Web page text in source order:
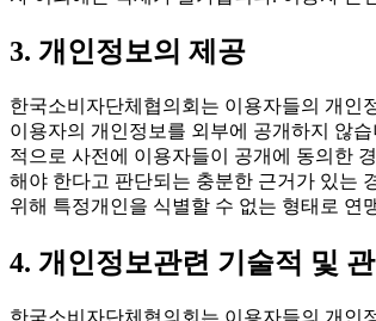
3. 개인정보의 제공
한국소비자단체협의회는 이용자들의 개인
이용자의 개인정보를 외부에 공개하지 않
적으로 사전에 이용자들이 공개에 동의한
해야 한다고 판단되는 충분한 근거가 있는
위해 특정개인을 식별할 수 없는 형태로 연
4. 개인정보관련 기술적 및